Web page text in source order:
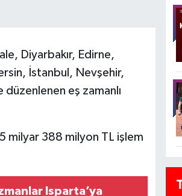
Diyarbakır, Edirne,
İstanbul, Nevşehir,
eş zamanlı
milyar 388 milyon TL işlem
Isparta’ya